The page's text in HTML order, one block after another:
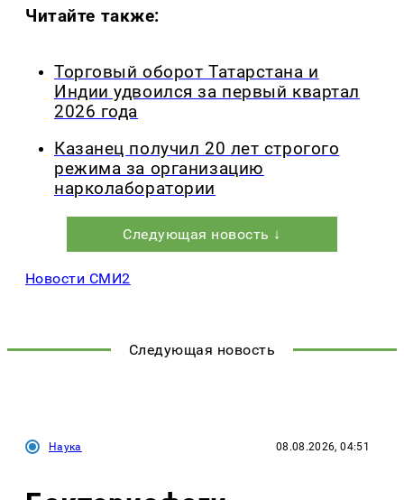
Читайте также:
Торговый оборот Татарстана и
Индии удвоился за первый квартал
2026 года
Казанец получил 20 лет строгого
режима за организацию
нарколаборатории
Следующая новость ↓
Новости СМИ2
Следующая новость
Наука 08.08.2026, 04:51